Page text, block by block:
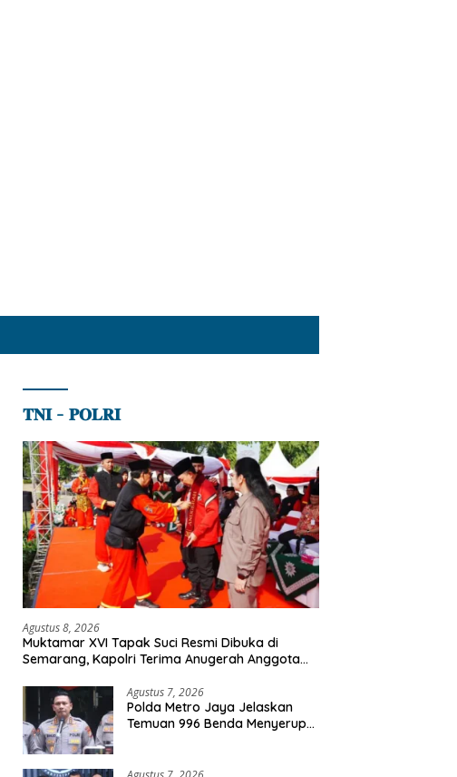
𝐓𝐍𝐈 – 𝐏𝐎𝐋𝐑𝐈
Agustus 8, 2026
Muktamar XVI Tapak Suci Resmi Dibuka di
Semarang, Kapolri Terima Anugerah Anggota
Agustus 7, 2026
Polda Metro Jaya Jelaskan
Temuan 996 Benda Menyerupai